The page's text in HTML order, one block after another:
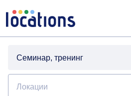
Семинар, тренинг
Локации